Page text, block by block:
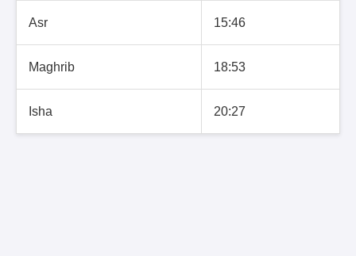
Asr 15:46
Maghrib 18:53
Isha 20:27